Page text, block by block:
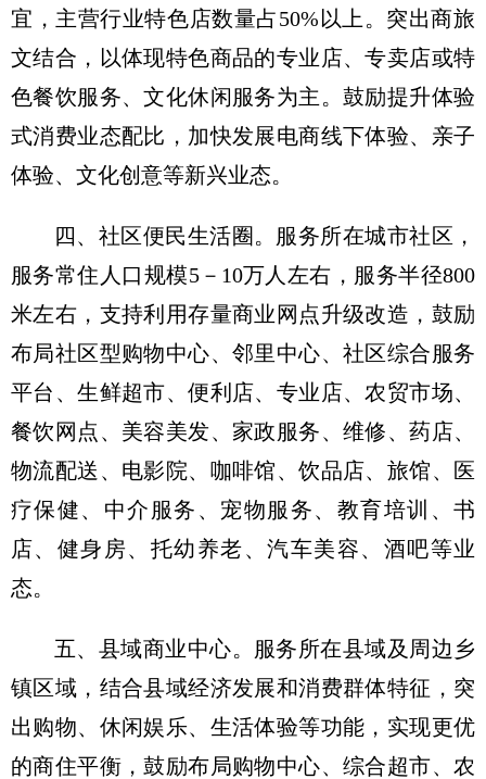
宜，主营行业特色店数量占50%以上。突出商旅
文结合，以体现特色商品的专业店、专卖店或特
色餐饮服务、文化休闲服务为主。鼓励提升体验
式消费业态配比，加快发展电商线下体验、亲子
体验、文化创意等新兴业态。
四、社区便民生活圈。 服务所在城市社区，
服务常住人口规模5－10万人左右，服务半径800
米左右，支持利用存量商业网点升级改造，鼓励
布局社区型购物中心、邻里中心、社区综合服务
平台、生鲜超市、便利店、专业店、农贸市场、
餐饮网点、美容美发、家政服务、维修、药店、
物流配送、电影院、咖啡馆、饮品店、旅馆、医
疗保健、中介服务、宠物服务、教育培训、书
店、健身房、托幼养老、汽车美容、酒吧等业
态。
五、县域商业中心。 服务所在县域及周边乡
镇区域，结合县域经济发展和消费群体特征，突
出购物、休闲娱乐、生活体验等功能，实现更优
的商住平衡，鼓励布局购物中心、综合超市、农